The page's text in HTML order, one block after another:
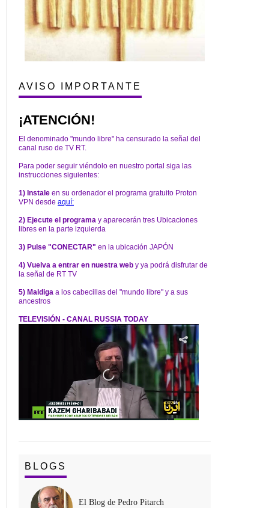
AVISO IMPORTANTE
¡ATENCIÓN!
El denominado "mundo libre" ha censurado la señal del
canal ruso de TV RT.
Para poder seguir viéndolo en nuestro portal siga las
instrucciones siguientes:
1) Instale en su ordenador el programa gratuito Proton
VPN desde aquí:
2) Ejecute el programa y aparecerán tres Ubicaciones
libres en la parte izquierda
3) Pulse "CONECTAR" en la ubicación JAPÓN
4) Vuelva a entrar en nuestra web y ya podrá disfrutar de
la señal de RT TV
5) Maldiga a los cabecillas del "mundo libre" y a sus
ancestros
TELEVISIÓN - CANAL RUSSIA TODAY
BLOGS
El Blog de Pedro Pitarch